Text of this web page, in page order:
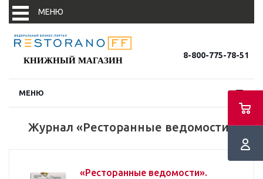
МЕНЮ
Новости
Новости партнеров
КНИЖНЫЙ МАГАЗИН
8-800-775-78-51
МЕНЮ
Журнал «Ресторанные ведомости»
«Ресторанные ведомости».